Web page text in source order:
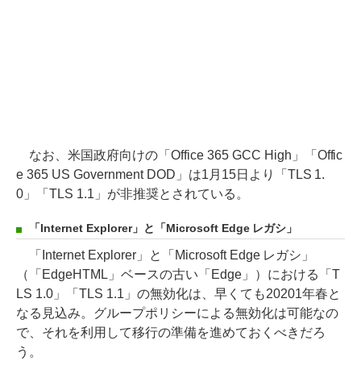
なお、米国政府向けの「Office 365 GCC High」「Offic
e 365 US Government DOD」は1月15日より「TLS 1.
0」「TLS 1.1」が非推奨とされている。
「Internet Explorer」と「Microsoft Edge レガシ」
「Internet Explorer」と「Microsoft Edge レガシ」
（「EdgeHTML」ベースの古い「Edge」）における「T
LS 1.0」「TLS 1.1」の無効化は、早くても20201年春と
なる見込み。グループポリシーによる無効化は可能なの
で、それを利用して移行の準備を進めておくべきだろ
う。